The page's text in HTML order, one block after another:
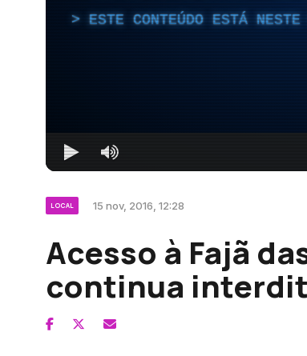
ESTE CONTEÚDO ESTÁ
LOCAL 15 nov, 2016, 12:28
Acesso à Fajã
continua